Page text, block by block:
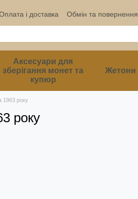
і доставка Обмін та повернення
Аксесуари для
зберігання монет та
купюр
Жетони
1963 року
року